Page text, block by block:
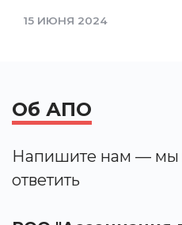
15 ИЮНЯ 2024
Об АПО
Напишите нам — мы
ответить